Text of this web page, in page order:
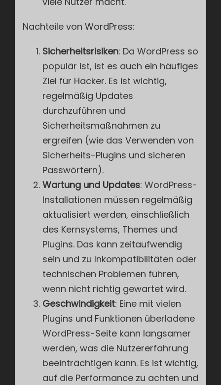
Nachteile von WordPress:
Sicherheitsrisiken: Da WordPress so
populär ist, ist es auch ein häufiges
Ziel für Hacker. Es ist wichtig,
regelmäßig Updates
durchzuführen und
Sicherheitsmaßnahmen zu
ergreifen (wie das Verwenden von
Sicherheits-Plugins und sicheren
Passwörtern).
Wartung und Updates: WordPress-
Installationen müssen regelmäßig
aktualisiert werden, einschließlich
des Kernsystems, Themes und
Plugins. Das kann zeitaufwendig
sein und zu Inkompatibilitäten oder
technischen Problemen führen,
wenn nicht richtig gewartet wird.
Geschwindigkeit: Eine mit vielen
Plugins und Funktionen überladene
WordPress-Seite kann langsamer
werden, was die Nutzererfahrung
beeinträchtigen kann. Es ist wichtig,
auf die Performance zu achten und